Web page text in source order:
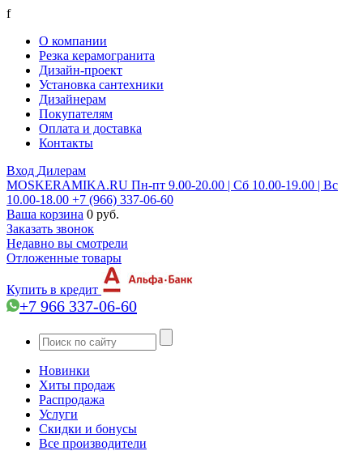
f
О компании
Резка керамогранита
Дизайн-проект
Установка сантехники
Дизайнерам
Покупателям
Оплата и доставка
Контакты
Вход Дилерам
MOSKERAMIKA.RU Пн-пт 9.00-20.00 | Сб 10.00-19.00 | Вс
10.00-18.00 +7 (966) 337-06-60
Ваша корзина 0 руб.
Заказать звонок
Недавно вы смотрели
Отложенные товары
Купить в кредит
+7 966 337-06-60
Новинки
Хиты продаж
Распродажа
Услуги
Скидки и бонусы
Все производители